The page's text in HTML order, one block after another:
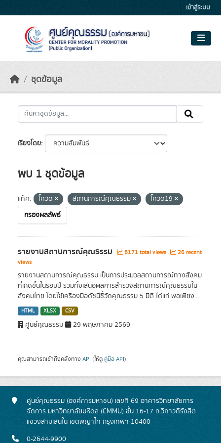
เข้าสู่ระบบ
ชุดข้อมูล
เรียงโดย
พบ 1 ชุดข้อมูล
แท็ค: โควิด สถานการณ์คุณธรรม
โควิด19
กรองผลลัพธ์
รายงานสถานการณ์คุณธรรม 8171 total views
26 recent
views
รายงานสถานการณ์คุณธรรม เป็นการประมวลสถานการณ์ทางสังคม
ที่เกิดขึ้นในรอบปี รวมทั้งเสนอผลการสำรวจสถานการณ์คุณธรรมใน
สังคมไทย โดยใช้เครื่องมือดัชนีชี้วัดคุณธรรม 5 มิติ ได้แก่ พอเพียง...
HTML XLSX CSV
ศูนย์คุณธรรม 29 พฤษภาคม 2569
คุณสามารถเข้าถึงคลังทาง API (ให้ดู คู่มือ API).
ศูนย์คุณธรรม (องค์การมหาชน) เลขที่ 69 อาคารวิทยาลัยการ
จัดการ มหาวิทยาลัยมหิดล (CMMU) ชั้น 16-17 ถ.วิภาวดีรังสิต
แขวงสามเสนใน เขตพญาไท กรุงเทพฯ 10400
0-2644-9900